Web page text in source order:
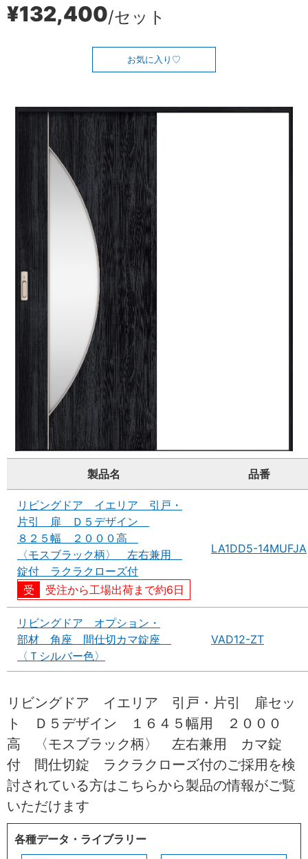
¥132,400/セット
お気に入り
製品名 品番
リビングドア イエリア 引戸・
片引 扉 Ｄ５デザイン
８２５幅 ２０００高
〈モスブラック柄〉 左右兼用
錠付 ラクラクローズ付
受注から工場出荷まで約6日
LA1DD5-14MUFJA
リビングドア オプション・
部材 角座 間仕切カマ錠座
〈Ｔシルバー色〉
VAD12-ZT
リビングドア イエリア 引戸・片引 扉セッ
ト Ｄ５デザイン １６４５幅用 ２０００
高 〈モスブラック柄〉 左右兼用 カマ錠
付 間仕切錠 ラクラクローズ付のご採用を検
討されている方はこちらから製品の情報がご覧
いただけます
各種データ・ライブラリー